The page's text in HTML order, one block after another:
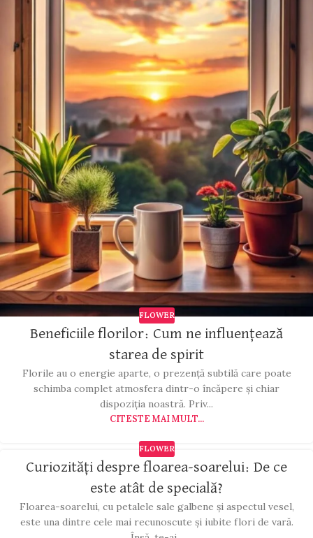
FLOWER
Beneficiile florilor: Cum ne influențează
starea de spirit
Florile au o energie aparte, o prezență subtilă care poate
schimba complet atmosfera dintr-o încăpere și chiar
dispoziția noastră. Priv...
CITESTE MAI MULT...
FLOWER
Curiozități despre floarea-soarelui: De ce
este atât de specială?
Floarea-soarelui, cu petalele sale galbene și aspectul vesel,
este una dintre cele mai recunoscute și iubite flori de vară.